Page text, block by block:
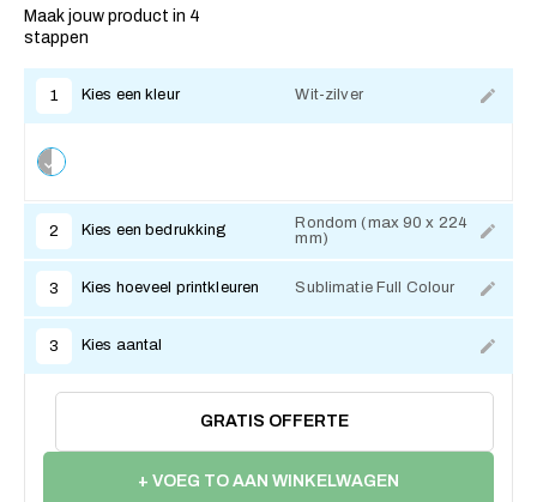
Maak jouw product in 4
stappen
1 Kies een kleur Wit-zilver
2 Kies een bedrukking
Rondom (max 90 x 224
mm)
3 Kies hoeveel printkleuren Sublimatie Full Colour
3 Kies aantal
GRATIS OFFERTE
+ VOEG TO AAN WINKELWAGEN